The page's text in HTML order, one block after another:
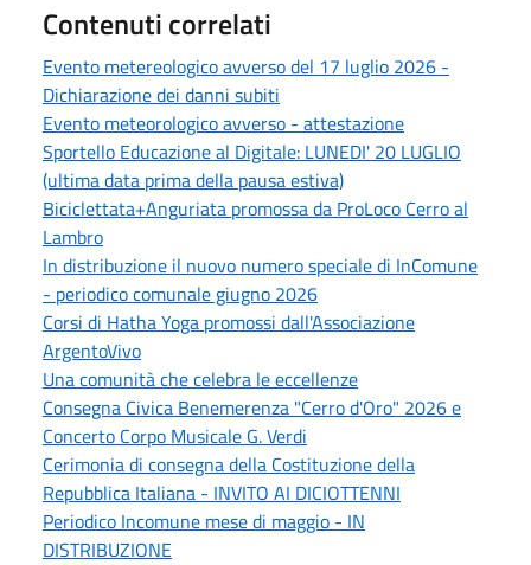
Contenuti correlati
Evento metereologico avverso del 17 luglio 2026 -
Dichiarazione dei danni subiti
Evento meteorologico avverso - attestazione
Sportello Educazione al Digitale: LUNEDI' 20 LUGLIO
(ultima data prima della pausa estiva)
Biciclettata+Anguriata promossa da ProLoco Cerro al
Lambro
In distribuzione il nuovo numero speciale di InComune
- periodico comunale giugno 2026
Corsi di Hatha Yoga promossi dall'Associazione
ArgentoVivo
Una comunità che celebra le eccellenze
Consegna Civica Benemerenza "Cerro d'Oro" 2026 e
Concerto Corpo Musicale G. Verdi
Cerimonia di consegna della Costituzione della
Repubblica Italiana - INVITO AI DICIOTTENNI
Periodico Incomune mese di maggio - IN
DISTRIBUZIONE